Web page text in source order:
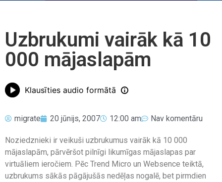
Uzbrukumi vairāk kā 10
000 mājaslapām
Klausīties audio formātā
migrate 20 jūnijs, 2007 12:00 am Nav komentāru
Noziedznieki ir veikuši uzbrukumus vairāk kā 10 000
mājaslapām, pārvēršot pilnīgi likumīgas mājaslapas par
virtuāliem ieročiem. Pēc Trend Micro un Websence teiktā,
uzbrukums sākās pāgājušās nedēļas nogalē, bet pirmdien